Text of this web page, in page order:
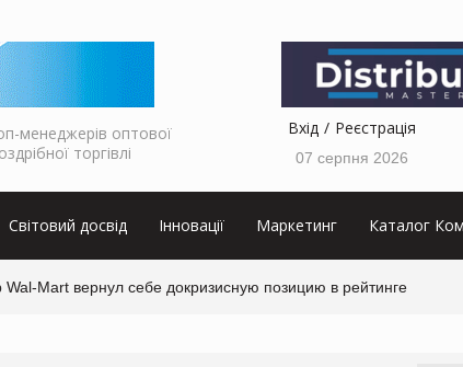
менеджерів оптової
торгівлі
Вхід Реєстрація
07 серпня 2026
Світовий досвід Інновації Маркетинг Каталог
Wal-Mart вернул себе докризисную позицию в рейтинге